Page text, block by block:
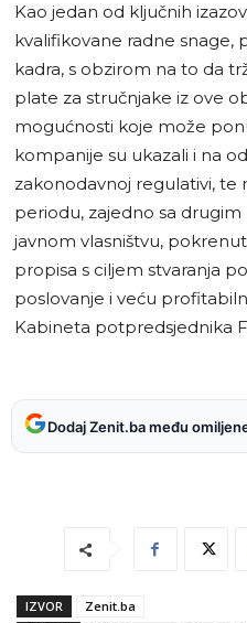
Kao jedan od ključnih
kvalifikovane radne snage,
kadra, s obzirom na to da
plate za stručnjake iz ove
mogućnosti koje može
kompanije su ukazali i na
zakonodavnoj regulativi, te
periodu, zajedno sa
javnom vlasništvu,
propisa s ciljem stvaranja
poslovanje i veću
Kabineta potpredsjednika
Dodaj Zenit.ba među
IZVOR
Zenit.ba